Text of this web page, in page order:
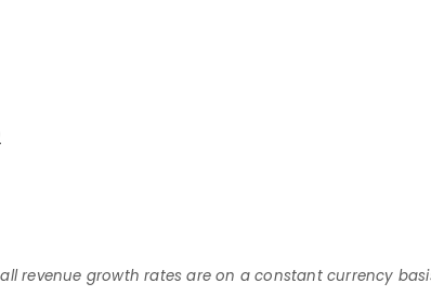
revenue growth rates are on a constant currency